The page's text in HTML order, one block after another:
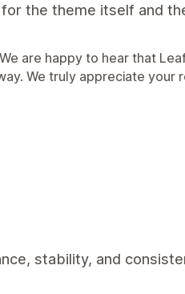
the theme itself and
are happy to hear that
We truly appreciate your
stability, and